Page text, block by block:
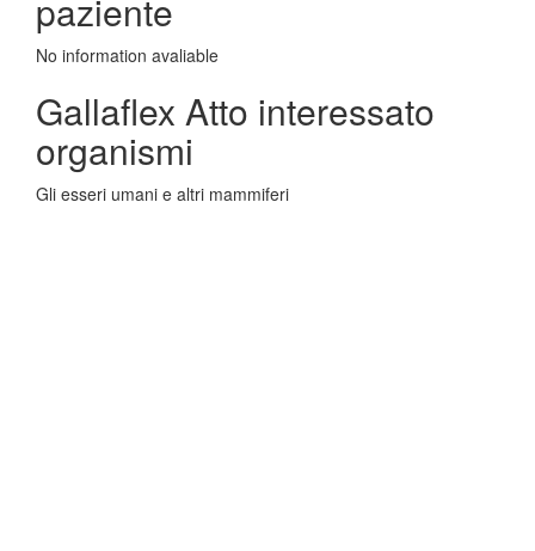
paziente
No information avaliable
Gallaflex Atto interessato
organismi
Gli esseri umani e altri mammiferi